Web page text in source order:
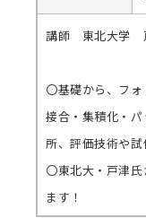
講師 東北大学
〇基礎から、フ
接合・集積化・
所、評価技術や試
〇東北大・戸津
ます！